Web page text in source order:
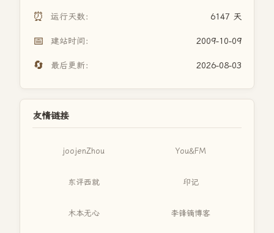
⏰ 运行天数： 6147 天
📅 建站时间： 2009-10-09
🔄 最后更新： 2026-08-03
友情链接
joojenZhou You&FM
东评西就 印记
木本无心 李锋镝博客